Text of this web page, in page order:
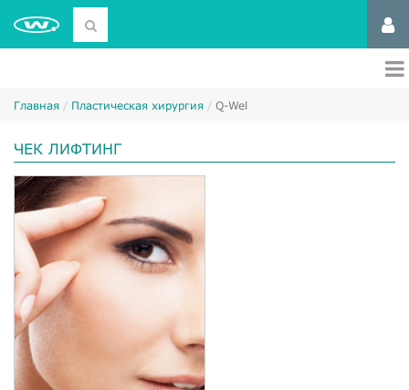
Главная Пластическая хирургия Q-Wel
ЧЕК ЛИФТИНГ